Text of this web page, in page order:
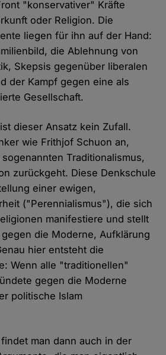
"konservativer" Kräfte
oder Religion. Die
liegen für ihn auf der Hand:
die Ablehnung von
Skepsis gegenüber liberalen
der Kampf gegen eine als
Gesellschaft.
dieser Ansatz kein Zufall.
wie Frithjof Schuon an,
Traditionalismus,
zurückgeht. Diese Denkschule
einer ewigen,
("Perennialismus"), die sich
manifestiere und stellt
die Moderne, Aufklärung
hier entsteht die
Wenn alle "traditionellen"
gegen die Moderne
politische Islam
man dann auch in der